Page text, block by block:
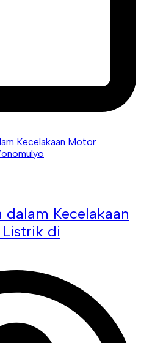
dalam Kecelakaan
di